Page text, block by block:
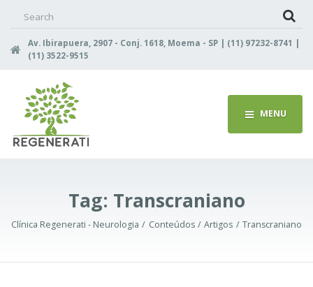
Av. Ibirapuera, 2907 - Conj. 1618, Moema - SP | (11) 97232-8741 |
(11) 3522-9515
MENU
Tag: Transcraniano
Clínica Regenerati - Neurologia Conteúdos Artigos Transcraniano